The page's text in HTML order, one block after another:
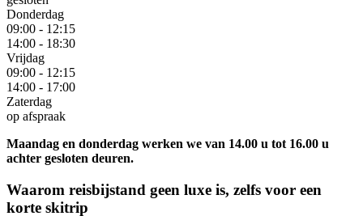
Donderdag
09:00 - 12:15
14:00 - 18:30
Vrijdag
09:00 - 12:15
14:00 - 17:00
Zaterdag
op afspraak
Maandag en donderdag werken we van 14.00 u tot 16.00 u
achter gesloten deuren.
Waarom reisbijstand geen luxe is, zelfs voor een
korte skitrip